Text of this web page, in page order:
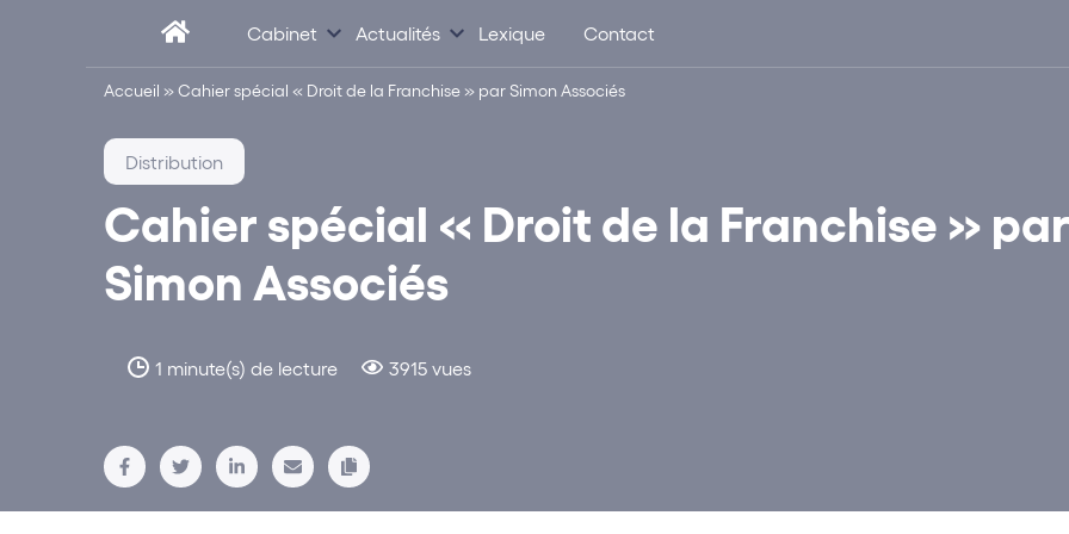
Cabinet Actualités Lexique Contact
Accueil »Cahier spécial « Droit de la Franchise » par Simon Associés
Cahier spécial « Droit de la Franchise » par
Simon Associés
1 minute(s) de lecture 3915 vues
Distribution